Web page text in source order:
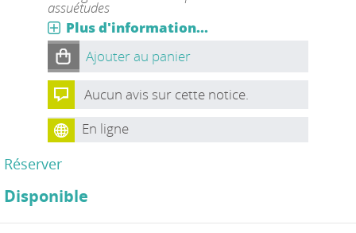
assuétudes
Plus d'information...
Ajouter au panier
Aucun avis sur cette notice.
En ligne
Réserver
Disponible